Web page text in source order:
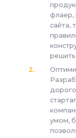
флаер,
сайта,
умом,